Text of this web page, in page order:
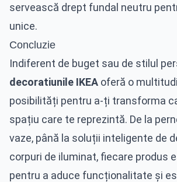
servească drept fundal neutru
unice.
Concluzie
Indiferent de buget sau de stilul
decoratiunile IKEA oferă o
posibilități pentru a-ți transforma
spațiu care te reprezintă. De la
vaze, până la soluții inteligente de
corpuri de iluminat, fiecare produs
pentru a aduce funcționalitate și